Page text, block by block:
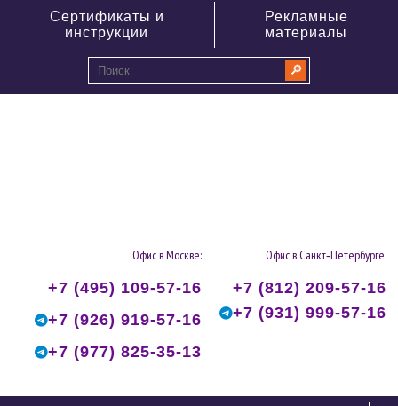
Сертификаты и
инструкции
Рекламные
материалы
🔎
Офис в Москве:
+7 (495) 109-57-16
+7 (926) 919-57-16
+7 (977) 825-35-13
Офис в Санкт‑Петербурге:
+7 (812) 209-57-16
+7 (931) 999-57-16